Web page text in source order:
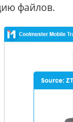
файлов.